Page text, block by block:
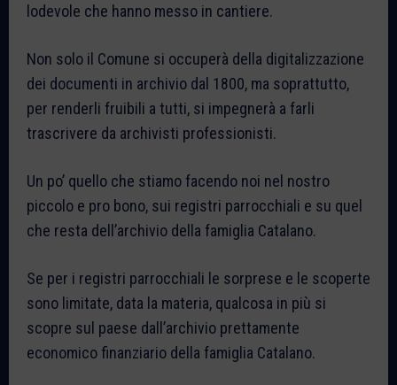
lodevole che hanno messo in cantiere.
Non solo il Comune si occuperà della digitalizzazione
dei documenti in archivio dal 1800, ma soprattutto,
per renderli fruibili a tutti, si impegnerà a farli
trascrivere da archivisti professionisti.
Un po’ quello che stiamo facendo noi nel nostro
piccolo e pro bono, sui registri parrocchiali e su quel
che resta dell’archivio della famiglia Catalano.
Se per i registri parrocchiali le sorprese e le scoperte
sono limitate, data la materia, qualcosa in più si
scopre sul paese dall’archivio prettamente
economico finanziario della famiglia Catalano.